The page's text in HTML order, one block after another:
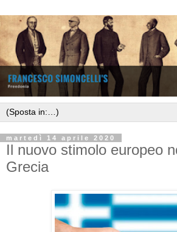
martedì 14 aprile 2020
Il nuovo stimolo europeo
Grecia